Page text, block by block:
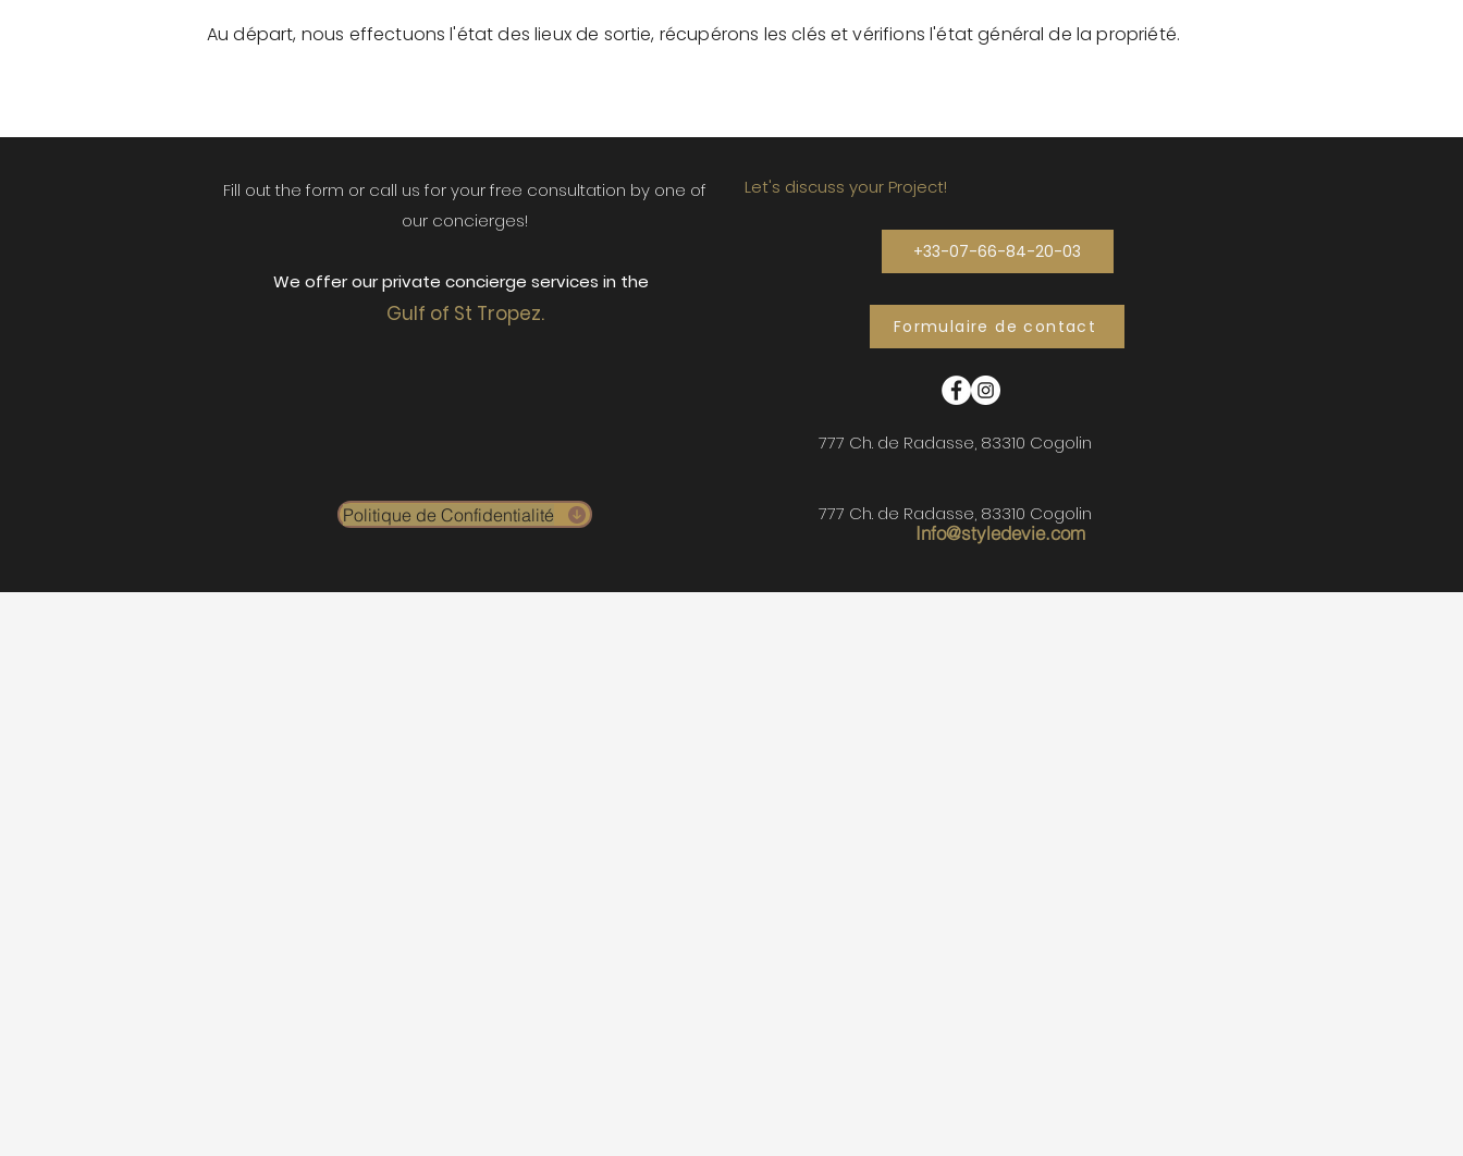
Au départ, nous effectuons l'état des lieux de sortie, récupérons les clés et vérifions l'état général de la propriété.
Fill out the form or call us for your free consultation by one of
our concierges!
We offer our private concierge services in the
Gulf of St Tropez.
Politique de Confidentialité
Let's discuss your Project!
+33-07-66-84-20-03
Formulaire de contact
777 Ch. de Radasse, 83310 Cogolin
Info@styledevie.com
777 Ch. de Radasse, 83310 Cogolin